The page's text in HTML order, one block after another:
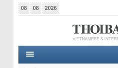
08 08 2026